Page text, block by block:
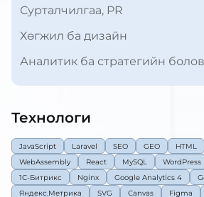
Сурталчилгаа, PR
Хөгжил ба дизайн
Аналитик ба стратегийн
Технологи
JavaScript Laravel SEO GEO HTML
WebAssembly
React MySQL WordPress
1C-Битрикс
Nginx Google Analytics 4
Яндекс.Метрика
SVG Canvas Figma